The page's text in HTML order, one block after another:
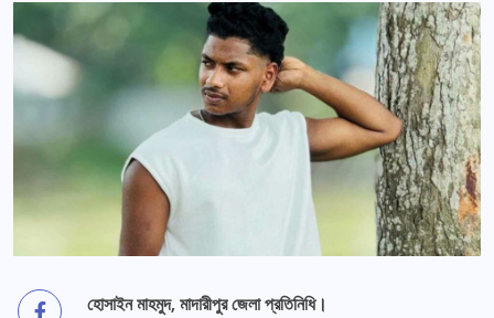
হোসাইন মাহমুদ, মাদারীপুর জেলা প্রতিনিধি।